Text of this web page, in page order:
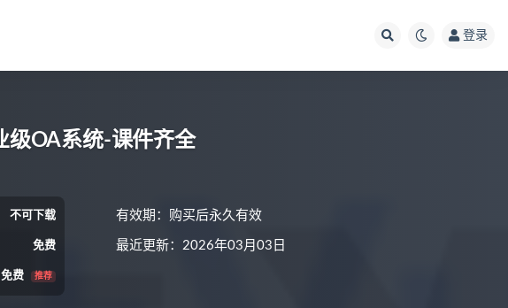
登录
级OA系统-课件齐全
不可下载
免费
免费 推荐
有效期：购买后永久有效
最近更新：2026年03月03日